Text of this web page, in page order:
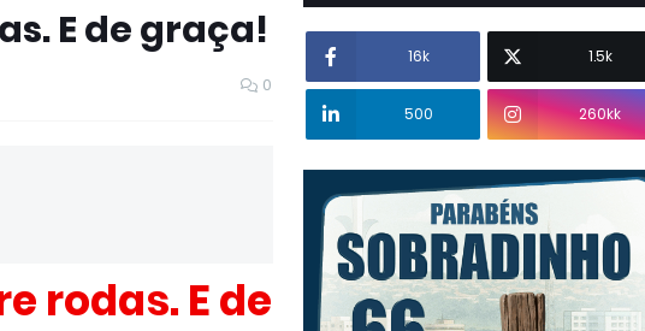
E de graça!
0
rodas. E de
16k 1.5k
500 260kk